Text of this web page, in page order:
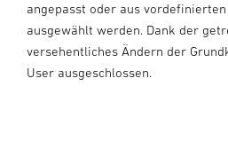
angepasst oder aus
ausgewählt werden. Dank der
versehentliches Ändern der
User ausgeschlossen.